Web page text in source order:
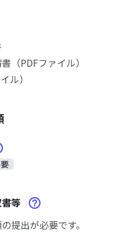
（PDFファイル）
ル）
等
提出が必要です。